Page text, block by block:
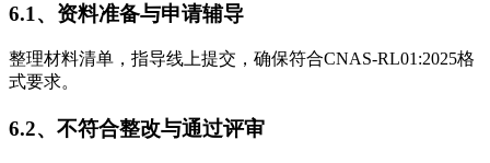
6.1、资料准备与申请辅导
整理材料清单，指导线上提交，确保符合CNAS-RL01:2025格
式要求。
6.2、不符合整改与通过评审